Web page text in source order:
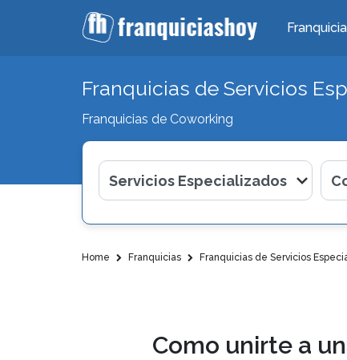
Franquicias de Servicios
Franquicias de Coworking
Home Franquicias Franquicias de Servicios
Como unirte a